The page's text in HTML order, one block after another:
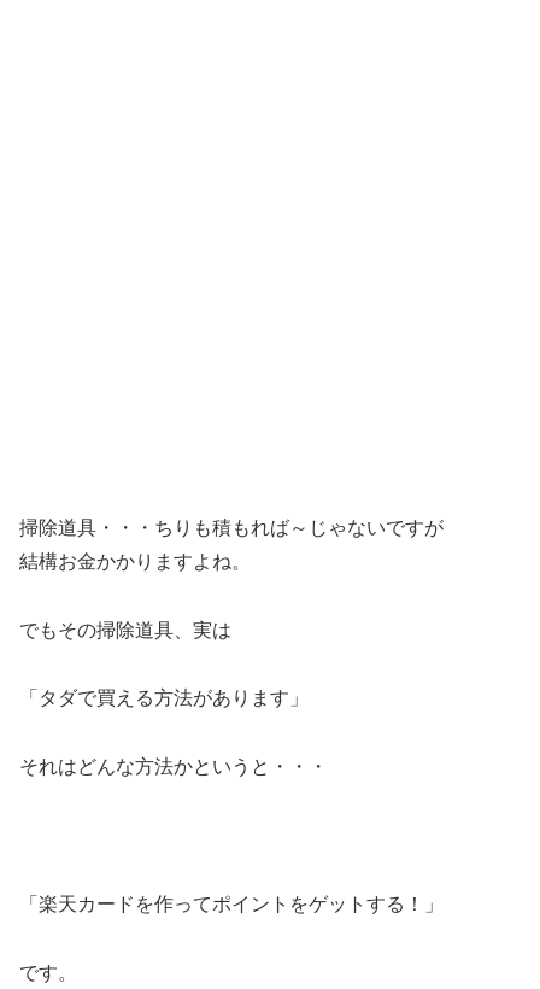
掃除道具・・・ちりも積もれば～じゃないですが
結構お金かかりますよね。
でもその掃除道具、実は
「タダで買える方法があります」
それはどんな方法かというと・・・
「楽天カードを作ってポイントをゲットする！」
です。